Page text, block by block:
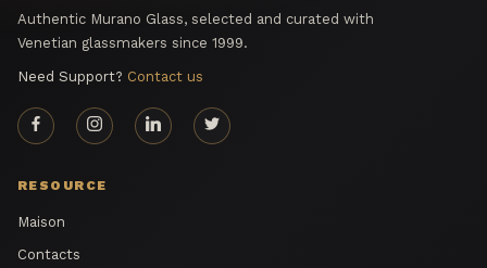
Authentic Murano Glass, selected and curated with
Venetian glassmakers since 1999.
Need Support? Contact us
RESOURCE
Maison
Contacts